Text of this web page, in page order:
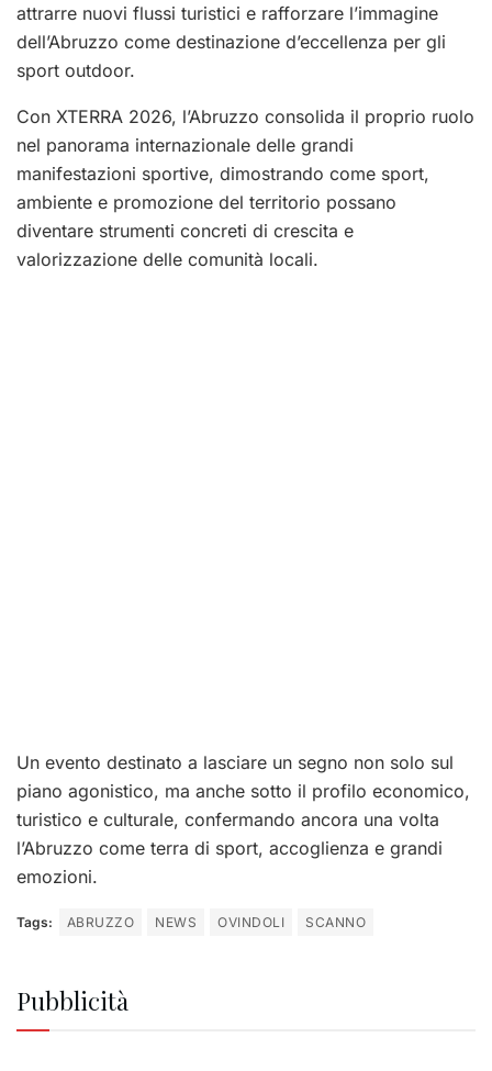
attrarre nuovi flussi turistici e rafforzare l’immagine
dell’Abruzzo come destinazione d’eccellenza per gli
sport outdoor.
Con XTERRA 2026, l’Abruzzo consolida il proprio ruolo
nel panorama internazionale delle grandi
manifestazioni sportive, dimostrando come sport,
ambiente e promozione del territorio possano
diventare strumenti concreti di crescita e
valorizzazione delle comunità locali.
Un evento destinato a lasciare un segno non solo sul
piano agonistico, ma anche sotto il profilo economico,
turistico e culturale, confermando ancora una volta
l’Abruzzo come terra di sport, accoglienza e grandi
emozioni.
Tags: ABRUZZO NEWS OVINDOLI SCANNO
Pubblicità